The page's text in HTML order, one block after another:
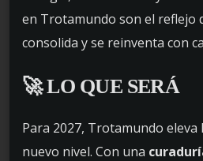
en Trotamundo son el reflejo
consolida y se reinventa con
🚀 LO QUE SERÁ
Para 2027, Trotamundo eleva
nuevo nivel. Con una